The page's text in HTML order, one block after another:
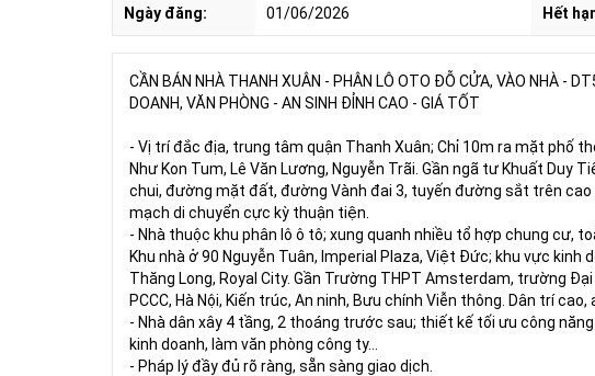
Ngày đăng: 01/06/2026 Hết
CẦN BÁN NHÀ THANH XUÂN - PHÂN LÔ OTO ĐỖ CỬA, VÀO NHÀ -
DOANH, VĂN PHÒNG - AN SINH ĐỈNH CAO - GIÁ TỐT
- Vị trí đắc địa, trung tâm quận Thanh Xuân; Chỉ 10m ra mặt phố
Như Kon Tum, Lê Văn Lương, Nguyễn Trãi. Gần ngã tư Khuất Duy
chui, đường mặt đất, đường Vành đai 3, tuyến đường sắt trên
mạch di chuyển cực kỳ thuận tiện.
- Nhà thuộc khu phân lô ô tô; xung quanh nhiều tổ hợp chung cư,
Khu nhà ở 90 Nguyễn Tuân, Imperial Plaza, Việt Đức; khu vực
Thăng Long, Royal City. Gần Trường THPT Amsterdam, trường
PCCC, Hà Nội, Kiến trúc, An ninh, Bưu chính Viễn thông. Dân trí
- Nhà dân xây 4 tầng, 2 thoáng trước sau; thiết kế tối ưu công
kinh doanh, làm văn phòng công ty…
- Pháp lý đầy đủ rõ ràng, sẵn sàng giao dịch.